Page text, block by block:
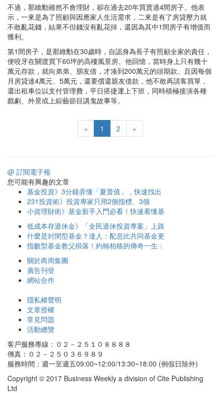
不過，那維勳雖然不會理財，卻在過去20年買賣過4間房子。他表
示，一來是為了照顧與因應家人生活需求，二來是有了房貸壓力就
不敢亂花錢，結果不但錢沒有亂花掉，還因為其中1間房子有增值而
獲利。
第1間房子，是那維勳在30歲時，自認身為長子有照顧全家的責任，
便咬牙在關渡買下60坪的高樓風景房。他回憶，當時身上只有幾十
萬元存款，就向弟弟、朋友借，才湊到200萬元的頭期款。且因每個
月房貸達4萬元、5萬元，還要償還親友借款，他不敢再請客買單，
還出租車位以支付管理費，平日搭捷運上下班，同時積極接演各種
戲劇、外景或上綜藝節目講鬼故事等。
« 1 2 »
@ 訂閱電子報
您可能有興趣的文章
基金投資》3分鐘弄懂「夏普值」，快速找出
231投資術》投資專家只用2個指標、3個
小資理財術》基金新手入門必看！快速看懂基
低成本存退休金》「全民退休投資專案」上路
什麼是封閉型基金？達人：配息比共同基金更
指數型基金教父殞落！約翰柏格的傳奇一生：
關於商周集團
廣告刊登
網站合作
隱私權聲明
文章授權
常見問題
活動總覽
客戶服務專線：０２－２５１０８８８８
傳真：０２－２５０３６９８９
服務時間：週一至週五09:00~12:00/13:30~18:00 (例假日除外)
Copyright © 2017 Business Weekly a division of Cite Publishing
Ltd